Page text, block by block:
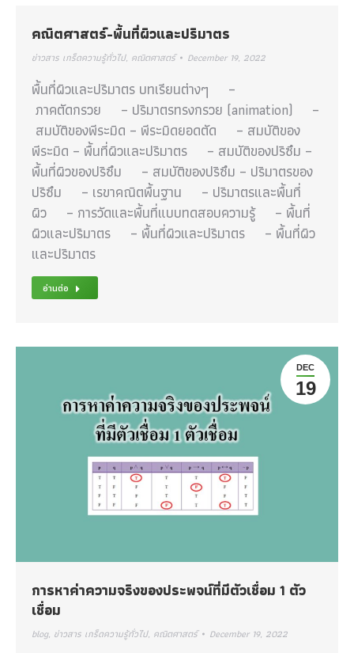
คณิตศาสตร์-พื้นที่ผิวและปริมาตร
ข่าวสาร เกร็ดความรู้ทั่วไป, คณิตศาสตร์ December 19, 2022
พื้นที่ผิวและปริมาตร บทเรียนต่างๆ –
ภาคตัดกรวย – ปริมาตรทรงกรวย (animation) –
สมบัติของพีระมิด – พีระมิดยอดตัด – สมบัติของ
พีระมิด – พื้นที่ผิวและปริมาตร – สมบัติของปริซึม –
พื้นที่ผิวของปริซึม – สมบัติของปริซึม – ปริมาตรของ
ปริซึม – เรขาคณิตพื้นฐาน – ปริมาตรและพื้นที่
ผิว – การวัดและพื้นที่แบบทดสอบความรู้ – พื้นที่
ผิวและปริมาตร – พื้นที่ผิวและปริมาตร – พื้นที่ผิว
และปริมาตร
อ่านต่อ
DEC
19
การหาค่าความจริงของประพจน์ที่มีตัวเชื่อม 1 ตัว
เชื่อม
blog, ข่าวสาร เกร็ดความรู้ทั่วไป, คณิตศาสตร์ December 19, 2022